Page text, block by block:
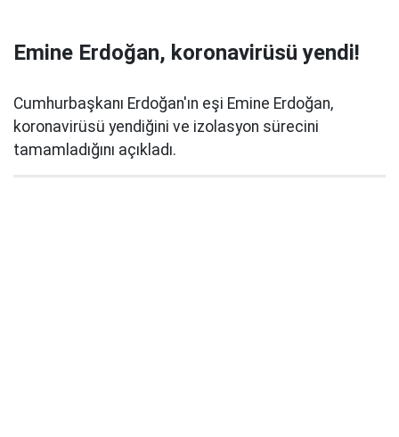
Emine Erdoğan, koronavirüsü yendi!
Cumhurbaşkanı Erdoğan'ın eşi Emine Erdoğan,
koronavirüsü yendiğini ve izolasyon sürecini
tamamladığını açıkladı.